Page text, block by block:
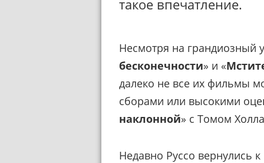
такое впечатление.
Несмотря на грандиозный
бесконечности» и «
далеко не все их фильмы
сборами или высокими
наклонной» с Томом
Недавно Руссо вернулись